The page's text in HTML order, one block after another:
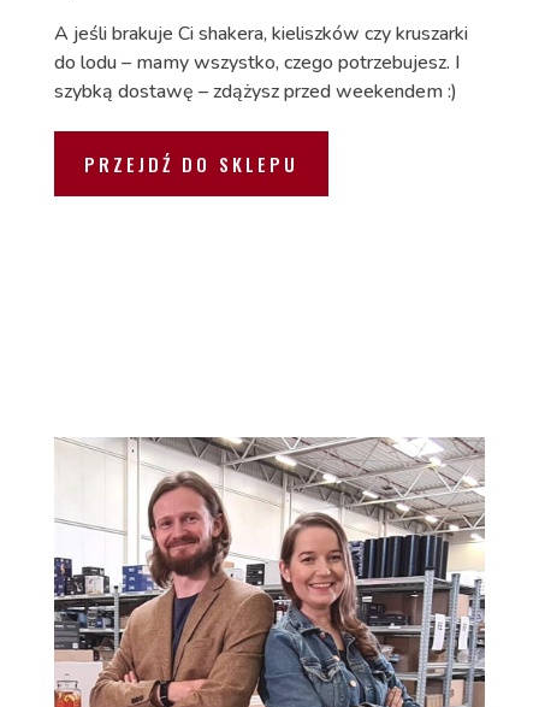
A jeśli brakuje Ci shakera, kieliszków czy kruszarki
do lodu – mamy wszystko, czego potrzebujesz. I
szybką dostawę – zdążysz przed weekendem :)
PRZEJDŹ DO SKLEPU